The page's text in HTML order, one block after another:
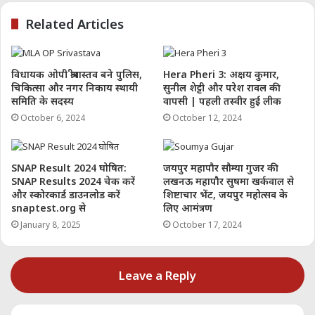
विभिन्न उद्योगों में नई संभावनाओं को जन्म दे सकते हैं:
जेनरेटिव AI : जेनरेटिव AI का उपयोग आज कई क्षेत्रों
में किया जा रहा है, जैसे कि ग्राफिक्स, टेक्स्ट जनरेशन,
और म्यूजिक क्रिएशन में। 2025 में इसके और अधिक
उन्नत वर्जन की उम्मीद है।
एथिकल और ट्रांसपैरेंट AI
: प्राइवेसी और डेटा सुरक्षा
के बढ़ते मुद्दों के साथ, अब AI में अधिक पारदर्शिता
और नैतिकता पर जोर दिया जा रहा है। आने वाले
समय में ऐसे AI सिस्टम्स की मांग होगी जो डेटा
प्राइवेसी को प्राथमिकता देते हों।
हेल्थकेयर AI
: स्वास्थ्य क्षेत्र में AI का उपयोग तेज़ी से
बढ़ रहा है। 2025 में मेडिकल इमेजिंग, पेशेंट डेटा
एनालिसिस और वर्चुअल हेल्थ असिस्टेंट के क्षेत्र में AI
का व्यापक उपयोग संभव है।
Related Articles
विधायक ओपी श्रीवास्तव बने पुलिस,
चिकित्सा और नगर निकाय स्थायी
समिति के सदस्य
October 6, 2024
Hera Pheri 3: अक्षय कुमार,
सुनील शेट्टी और परेश रावल की
वापसी | पहली तस्वीर हुई लीक
October 12, 2024
SNAP Result 2024 घोषित:
SNAP Results 2024 चेक करें
और स्कोरकार्ड डाउनलोड करें
snaptest.org से
January 8, 2025
जयपुर महापौर सौम्या गुजर की
लखनऊ महापौर सुषमा खर्कवाल से
शिष्टाचार भेंट, जयपुर महोत्सव के
लिए आमंत्रण
October 17, 2024
Leave a Reply